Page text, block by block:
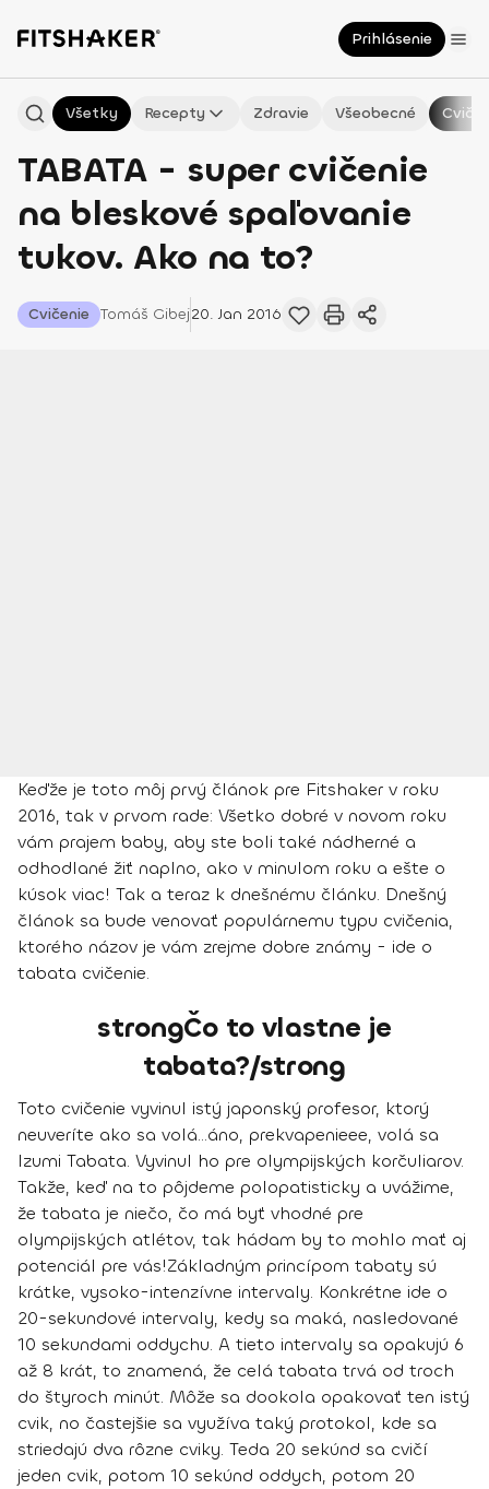
Prihlásenie
Všetky Recepty Zdravie Všeobecné
TABATA - super cvičenie
na bleskové spaľovanie
tukov. Ako na to?
Cvičenie Tomáš Gibej20. Jan 2016
Keďže je toto môj prvý článok pre Fitshaker v roku
2016, tak v prvom rade: Všetko dobré v novom roku
vám prajem baby, aby ste boli také nádherné a
odhodlané žiť naplno, ako v minulom roku a ešte o
kúsok viac! Tak a teraz k dnešnému článku. Dnešný
článok sa bude venovať populárnemu typu cvičenia,
ktorého názov je vám zrejme dobre známy - ide o
tabata cvičenie.
strongČo to vlastne je
tabata?/strong
Toto cvičenie vyvinul istý japonský profesor, ktorý
neuveríte ako sa volá...áno, prekvapenieee, volá sa
Izumi Tabata. Vyvinul ho pre olympijských korčuliarov.
Takže, keď na to pôjdeme polopatisticky a uvážime,
že tabata je niečo, čo má byť vhodné pre
olympijských atlétov, tak hádam by to mohlo mať aj
potenciál pre vás!Základným princípom tabaty sú
krátke, vysoko-intenzívne intervaly. Konkrétne ide o
20-sekundové intervaly, kedy sa maká, nasledované
10 sekundami oddychu. A tieto intervaly sa opakujú 6
až 8 krát, to znamená, že celá tabata trvá od troch
do štyroch minút. Môže sa dookola opakovať ten istý
cvik, no častejšie sa využíva taký protokol, kde sa
striedajú dva rôzne cviky. Teda 20 sekúnd sa cvičí
jeden cvik, potom 10 sekúnd oddych, potom 20